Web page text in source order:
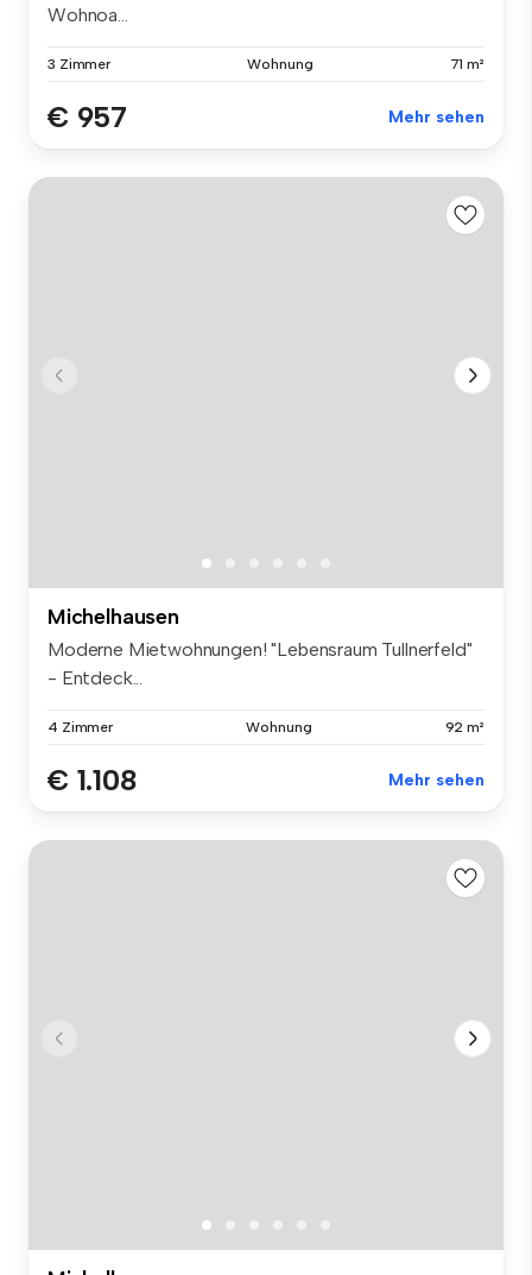
Wohnoa...
3 Zimmer Wohnung 71 m²
€ 957 Mehr sehen
Michelhausen
Moderne Mietwohnungen! "Lebensraum Tullnerfeld"
- Entdeck...
4 Zimmer Wohnung 92 m²
€ 1.108 Mehr sehen